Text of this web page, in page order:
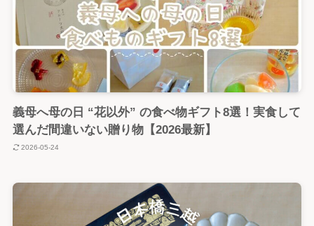
義母へ母の日 “花以外” の食べ物ギフト8選！実食して
選んだ間違いない贈り物【2026最新】
2026-05-24